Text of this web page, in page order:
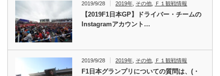
2019/9/28 2019年 その他 Ｆ１観戦情報
【2019F1日本GP】ドライバー・チームの
Instagramアカウント…
2019/9/28 2019年, その他, Ｆ１観戦情報
F1日本グランプリについての質問は、(・